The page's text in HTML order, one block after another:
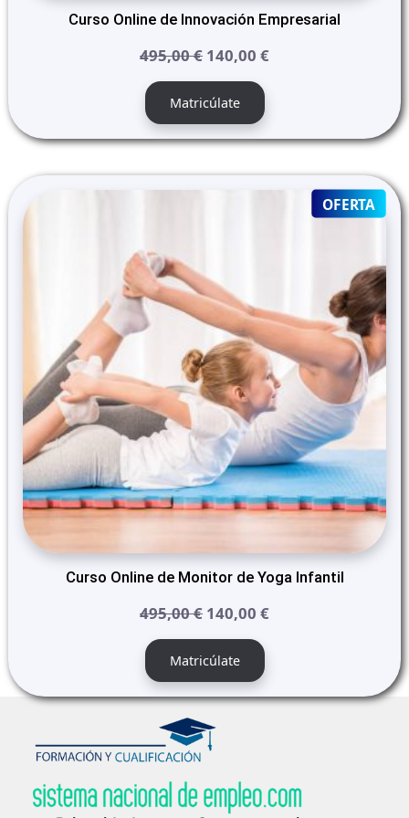
Curso Online de Innovación Empresarial
495,00€ El
precio
original
era:
495,00 €.
140,00 €El
140,00 €.
Matricúlate
OFERTA
ON
Curso Online de Monitor de Yoga Infantil
495,00€ El
precio
original
era:
495,00 €.
140,00 €El
140,00 €.
Matricúlate